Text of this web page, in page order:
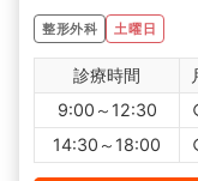
整形外科 土曜日
診療時間
9:00～12:30
14:30～18:00